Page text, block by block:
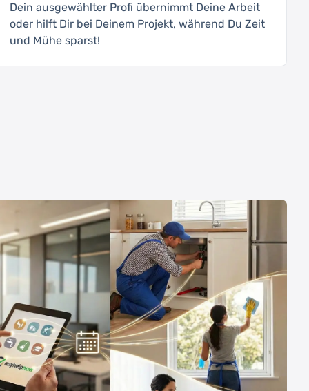
Dein ausgewählter Profi übernimmt Deine Arbeit
oder hilft Dir bei Deinem Projekt, während Du Zeit
und Mühe sparst!